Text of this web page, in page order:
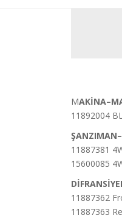
11892004
11887381
15600085
11887362
11887363